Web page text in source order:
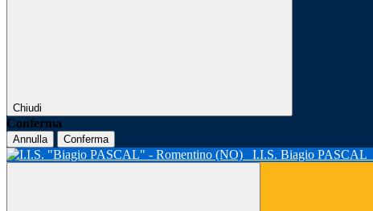
Chiudi
Conferma
Annulla Conferma
I.I.S. Biagio PASCAL